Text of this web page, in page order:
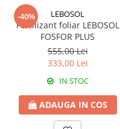
Tratament semințe
Erbicide
Fungicide
Insecticide
Fertilizanți foliari
Erbicide
FASOLE BOABE PRIMĂVARĂ
Insecticide
LEGUME RĂDĂCINOASE
Fertilizanți foliari
LEGUMINOASE
Fertilizanți foliari
Biostimulatori
Fertilizanți foliari
-40% LEBOSOL
Fertilizant foliar LEBOSOL
FOSFOR PLUS
555,00 Lei
333,00 Lei
IN STOC
ADAUGA IN COS